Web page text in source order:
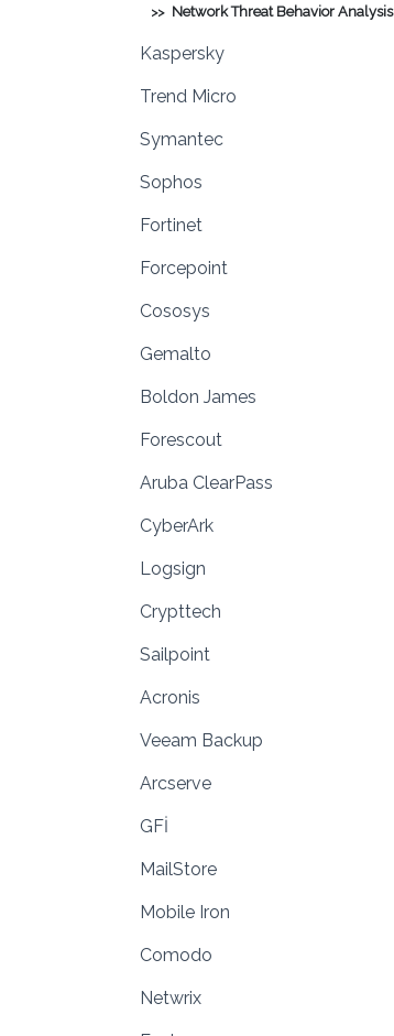
Network Threat Behavior Analysis
Kaspersky
Trend Micro
Symantec
Sophos
Fortinet
Forcepoint
Cososys
Gemalto
Boldon James
Forescout
Aruba ClearPass
CyberArk
Logsign
Crypttech
Sailpoint
Acronis
Veeam Backup
Arcserve
GFİ
MailStore
Mobile Iron
Comodo
Netwrix